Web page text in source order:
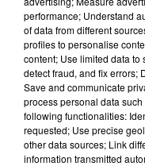
6 août
6 août
Au
performance; Understand
of data from different
profiles to personalise
content; Use limited data to
detect fraud, and fix errors;
Save and communicate
process personal data
following functionalities:
requested; Use precise
other data sources; Link
information transmitted